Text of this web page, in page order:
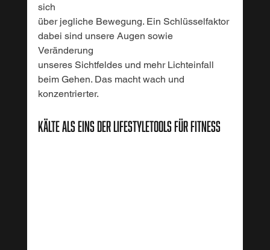
sich
über jegliche Bewegung. Ein Schlüsselfaktor
dabei sind unsere Augen sowie
Veränderung
unseres Sichtfeldes und mehr Lichteinfall
beim Gehen. Das macht wach und
konzentrierter.
kälte als eins der Lifestyletools für Fitness